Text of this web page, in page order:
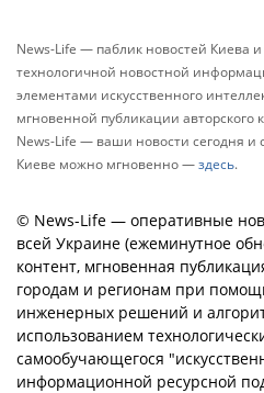
News-Life — паблик новостей Киева
технологичной новостной
элементами искусственного
мгновенной публикации авторского
News-Life — ваши новости сегодня и
Киеве можно мгновенно —здесь.
© News-Life — оперативные
всей Украине (ежеминутное
контент, мгновенная
городам и регионам при
инженерных решений и
использованием
самообучающегося
информационной ресурсной